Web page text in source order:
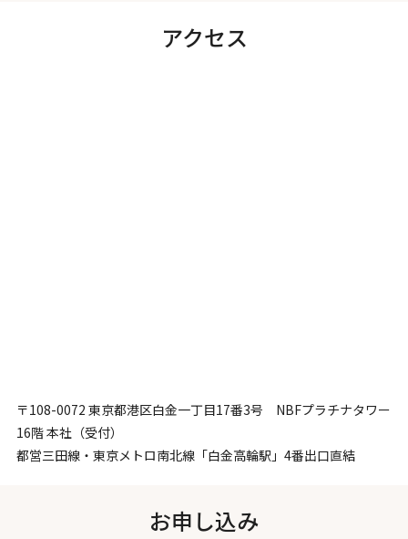
アクセス
〒108-0072 東京都港区白金一丁目17番3号 NBFプラチナタワー
16階 本社（受付）
都営三田線・東京メトロ南北線「白金高輪駅」4番出口直結
お申し込み